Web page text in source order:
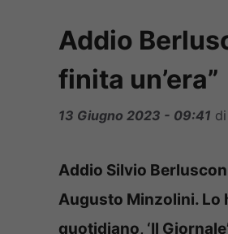
Addio
finita un’era”
13 Giugno 2023 - 09:41 di
Addio Silvio
Augusto Minzolini. Lo
quotidiano, ‘Il